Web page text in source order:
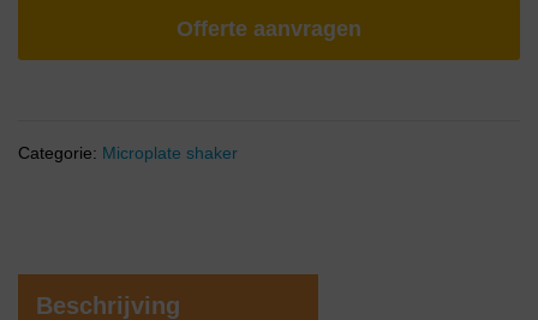
Offerte aanvragen
Categorie: Microplate shaker
Beschrijving